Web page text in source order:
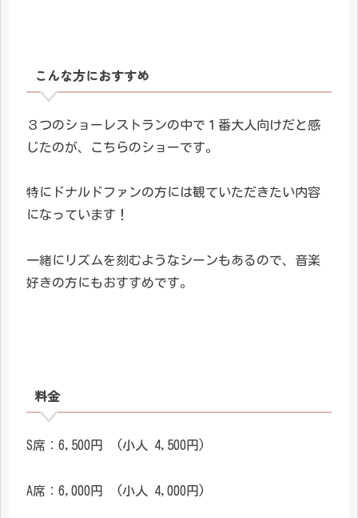
こんな方におすすめ
３つのショーレストランの中で１番大人向けだと感
じたのが、こちらのショーです。
特にドナルドファンの方には観ていただきたい内容
になっています！
一緒にリズムを刻むようなシーンもあるので、音楽
好きの方にもおすすめです。
料金
S席：6,500円 (小人 4,500円)
A席：6,000円 (小人 4,000円)